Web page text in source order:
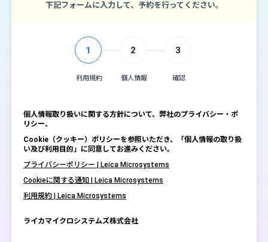
下記フォームに入力して、予約を行ってください。
1
利用規約
2
個人情報
3
確認
個人情報取り扱いに関する方針について、弊社のプライバシー・ポ
リシー、
Cookie（クッキー）ポリシーを参照いただき、「個人情報の取り扱
い及び利用目的」に同意してお進みください。
プライバシーポリシー | Leica Microsystems
Cookieに関する通知 | Leica Microsystems
利用規約 | Leica Microsystems
ライカマイクロシステムズ株式会社